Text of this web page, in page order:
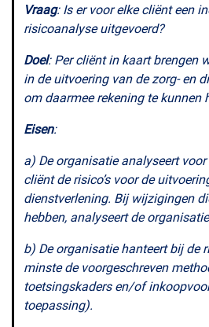
Vraag: Is er voor elke cliënt een
risicoanalyse uitgevoerd?
Doel: Per cliënt in kaart brengen
in de uitvoering van de zorg- en
om daarmee rekening te kunnen
Eisen:
a) De organisatie analyseert
cliënt de risico’s voor de
dienstverlening. Bij wijzigingen
hebben, analyseert de
b) De organisatie hanteert bij de
minste de voorgeschreven
toetsingskaders en/of
toepassing).